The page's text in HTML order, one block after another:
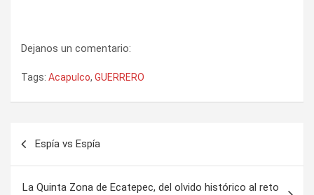
Dejanos un comentario:
Tags: Acapulco, GUERRERO
entradas
Espía vs Espía
La Quinta Zona de Ecatepec, del olvido histórico al reto